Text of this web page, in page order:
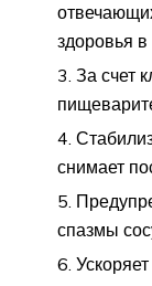
здоровья
За счет
снимает
спазмы